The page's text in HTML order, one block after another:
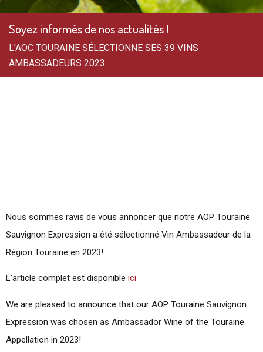
Soyez informés de nos actualités !
L’AOC TOURAINE SÉLECTIONNE SES 39 VINS
AMBASSADEURS 2023
Nous sommes ravis de vous annoncer que notre AOP Touraine
Sauvignon Expression a été sélectionné Vin Ambassadeur de la
Région Touraine en 2023!
L’article complet est disponible ici
We are pleased to announce that our AOP Touraine Sauvignon
Expression was chosen as Ambassador Wine of the Touraine
Appellation in 2023!